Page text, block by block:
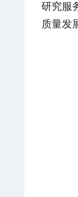
研究服
质量发